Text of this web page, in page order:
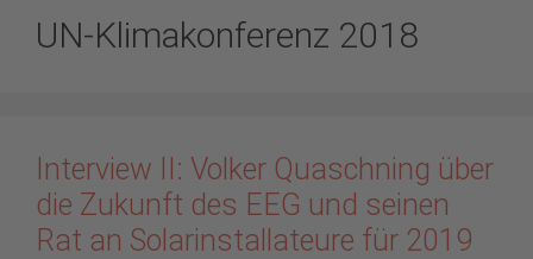
UN-Klimakonferenz 2018
Interview II: Volker Quaschning über
die Zukunft des EEG und seinen
Rat an Solarinstallateure für 2019